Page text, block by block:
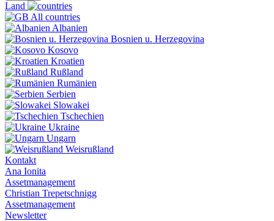
Land
All countries
Albanien
Bosnien u. Herzegovina
Kosovo
Kroatien
Rußland
Rumänien
Serbien
Slowakei
Tschechien
Ukraine
Ungarn
Weisrußland
Kontakt
Ana Ionita
Assetmanagement
Christian Trepetschnigg
Assetmanagement
Newsletter